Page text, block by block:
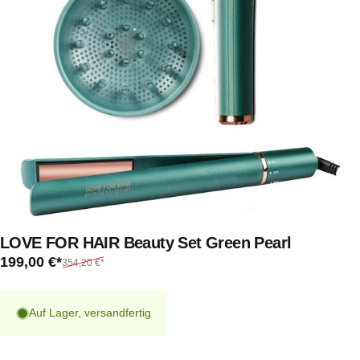
LOVE FOR HAIR Beauty Set Green Pearl
Verkaufspreis*
199,00 €*
Normaler Preis*
354,20 €*
Auf Lager, versandfertig